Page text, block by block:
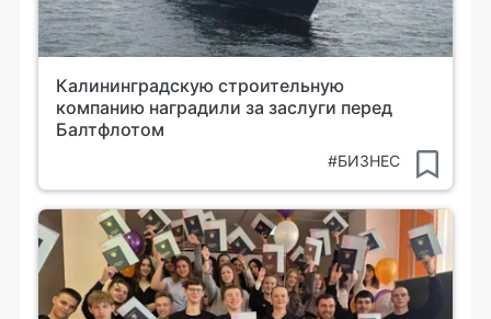
Калининградскую строительную
компанию наградили за заслуги перед
Балтфлотом
#БИЗНЕС